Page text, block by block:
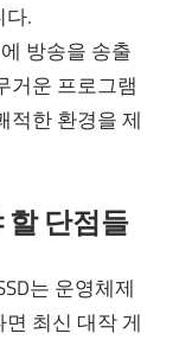
다.
방송을 송출
거운 프로그램
적한 환경을 제
할 단점들
는 운영체제
최신 대작 게